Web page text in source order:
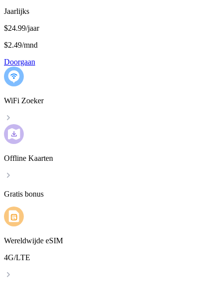
Jaarlijks
$24.99/jaar
$2.49/mnd
Doorgaan
WiFi Zoeker
Offline Kaarten
Gratis bonus
Wereldwijde eSIM
4G/LTE